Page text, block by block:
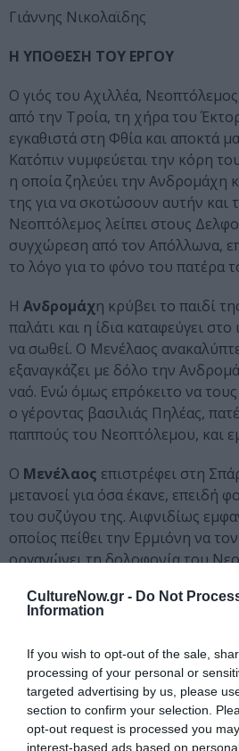
CultureNow.gr - Do Not
Information
If you wish to opt-out of the sale,
processing of your personal or
targeted advertising by us, please
section to confirm your selection.
opt-out request is processed you
interest-based ads based on
Γιάννης Νικολαϊδης
Η ΥΠΟΘΕΣΗ ΤΟΥ ΕΡΓΟΥ
Ο γιός του Αχιλλέα,
από την Τροία, τη χήρα του
εγκαθιστά στη Φθία και αποκτά
Κατόπιν νυμφεύεται την κόρη
η οποία ζηλεύει την Ανδρομάχη
της για να σκοτώσουν αυτήν και
Νεοπτόλεμος λείπει στους
συγχώρεση από τον Απόλλωνα,
το λόγο για το φόνο του πατέρα
Η Ανδρομάχη κρύβει το παιδί
παλάτι και η ίδια καταφεύγει στο
να σωθεί. Ο Μενέλαος
εξαναγκάζει με δόλο την
ναό. Ενώ όμως επρόκειτο να
ο γέροντας βασιλιάς Πηλέας,
παππούς του Νεοπτόλεμου, και
Ο Μενέλαος επιστρέφει στη
μετανοεί για όσα έκανε, επειδή
του συζύγου της. Αιφνιδίως
οποίος πείθει την Ερμιόνη να
οργανώνει τη δολοφονία του
φέρνουν τον Νεοπτόλεμο νεκρό
Πηλέας θρηνεί το θάνατό του,
Δελφούς και να στείλει την
στη χώρα των Μολοσσών. Στον
γίνει αθάνατος και θα
Μακάρων.